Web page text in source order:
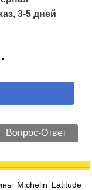
3-5 дней
Вопрос-Ответ
Michelin Latitude